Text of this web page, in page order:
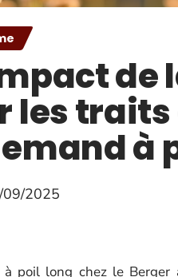
les traits
à
09/2025
à poil long chez le Berger